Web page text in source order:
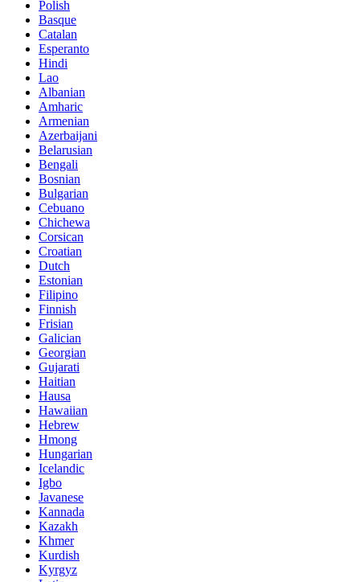
Polish
Basque
Catalan
Esperanto
Hindi
Lao
Albanian
Amharic
Armenian
Azerbaijani
Belarusian
Bengali
Bosnian
Bulgarian
Cebuano
Chichewa
Corsican
Croatian
Dutch
Estonian
Filipino
Finnish
Frisian
Galician
Georgian
Gujarati
Haitian
Hausa
Hawaiian
Hebrew
Hmong
Hungarian
Icelandic
Igbo
Javanese
Kannada
Kazakh
Khmer
Kurdish
Kyrgyz